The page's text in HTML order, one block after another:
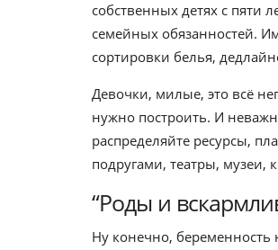
собственных детях с пяти
семейных обязанностей.
сортировки белья,
Девочки, милые, это всё
нужно построить. И
распределяйте ресурсы,
подругами, театры, музеи,
“Роды и
Ну конечно, беременность